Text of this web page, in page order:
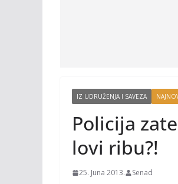
IZ UDRUŽENJA I SAVEZA
Policija
lovi ribu?!
25. Juna 2013. Senad